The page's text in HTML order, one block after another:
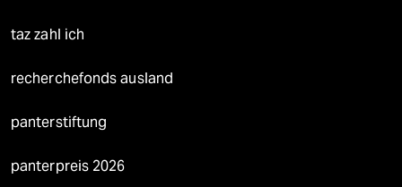
taz zahl ich
recherchefonds ausland
panterstiftung
panterpreis 2026